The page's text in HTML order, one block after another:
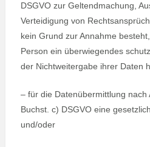
DSGVO zur Geltendmachung,
Verteidigung von
kein Grund zur Annahme
Person ein überwiegendes
der Nichtweitergabe ihrer Daten
– für die Datenübermittlung nach
Buchst. c) DSGVO eine
und/oder